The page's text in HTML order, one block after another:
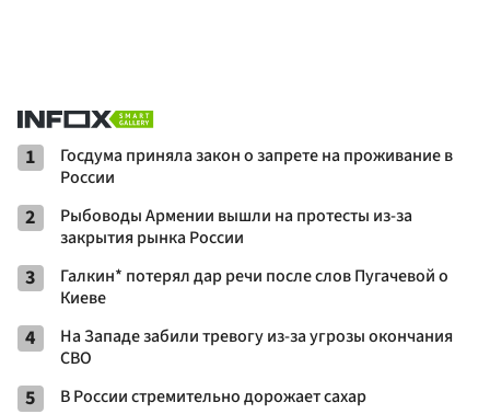
1
Госдума приняла закон о запрете на проживание в
России
2
Рыбоводы Армении вышли на протесты из-за
закрытия рынка России
3
Галкин* потерял дар речи после слов Пугачевой о
Киеве
4
На Западе забили тревогу из-за угрозы окончания
СВО
5 В России стремительно дорожает сахар